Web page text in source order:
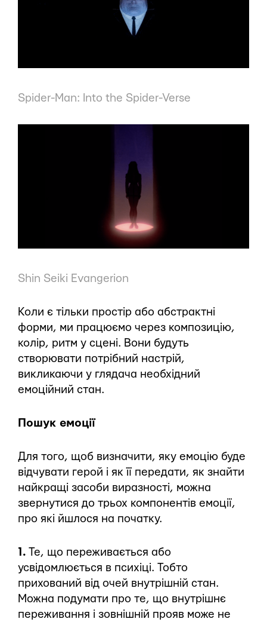
Spider-Man: Into the Spider-Verse
Shin Seiki Evangerion
Коли є тільки простір або абстрактні
форми, ми працюємо через композицію,
колір, ритм у сцені. Вони будуть
створювати потрібний настрій,
викликаючи у глядача необхідний
емоційний стан.
Пошук емоції
Для того, щоб визначити, яку емоцію буде
відчувати герой і як її передати, як знайти
найкращі засоби виразності, можна
звернутися до трьох компонентів емоції,
про які йшлося на початку.
1. Те, що переживається або
усвідомлюється в психіці. Тобто
прихований від очей внутрішній стан.
Можна подумати про те, що внутрішнє
переживання і зовнішній прояв може не